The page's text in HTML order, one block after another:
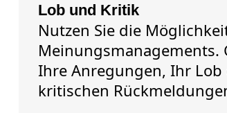
Lob und Kritik
Nutzen Sie die
Meinungsmanagements.
Ihre Anregungen, Ihr
kritischen